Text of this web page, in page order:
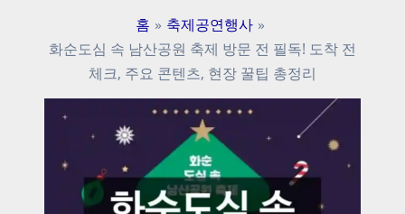
홈
축제공연행사
화순도심 속 남산공원 축제 방문 전 필독! 도착 전
체크, 주요 콘텐츠, 현장 꿀팁 총정리